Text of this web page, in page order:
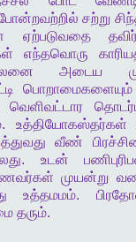
சற்று
ஏற்படுவதை
எந்தவொரு
அடைய
பொறாமைகளையும்
வெளிவட்டார
. உத்தியோகஸ்தர்கள்
வீண்
. உடன்
முயன்று
உத்தமமம்.
தரும்.